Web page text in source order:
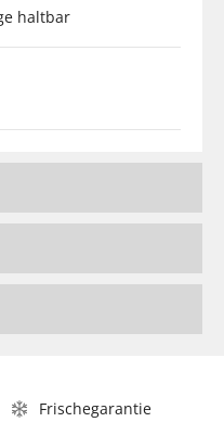
haltbar
Frischegarantie